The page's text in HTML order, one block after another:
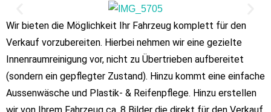
Wir bieten die Möglichkeit Ihr Fahrzeug komplett für den
Verkauf vorzubereiten. Hierbei nehmen wir eine gezielte
Innenraumreinigung vor, nicht zu Übertrieben aufbereitet
(sondern ein gepflegter Zustand). Hinzu kommt eine einfache
Aussenwäsche und Plastik- & Reifenpflege. Hinzu erstellen